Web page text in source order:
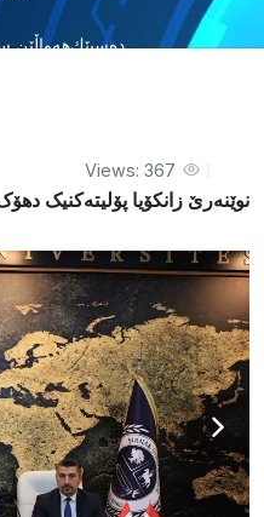
دەسپێكهەواڵێن
Views: 367
نوێنەرێ زانکۆیا پۆلیتەکنیک